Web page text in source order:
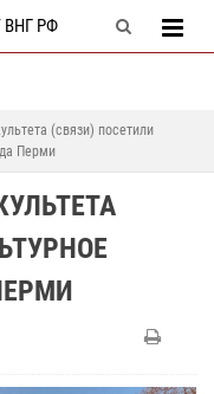
РФ
(связи) посетили
Перми